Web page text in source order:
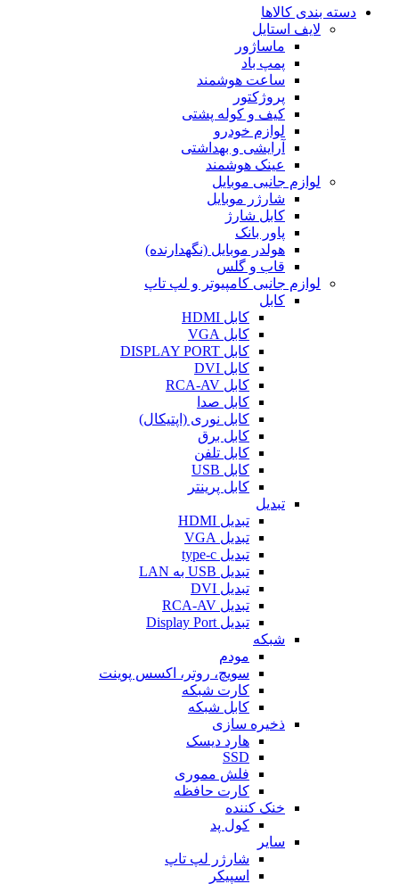
دسته بندی کالاها
لایف استایل
ماساژور
پمپ باد
ساعت هوشمند
پروژکتور
کیف و کوله پشتی
لوازم خودرو
آرایشی و بهداشتی
عینک هوشمند
لوازم جانبی موبایل
شارژر موبایل
کابل شارژ
پاور بانک
هولدر موبایل (نگهدارنده)
قاب و گلس
لوازم جانبی کامپیوتر و لپ تاپ
کابل
کابل HDMI
کابل VGA
کابل DISPLAY PORT
کابل DVI
کابل RCA-AV
کابل صدا
کابل نوری (اپتیکال)
کابل برق
کابل تلفن
کابل USB
کابل پرینتر
تبدیل
تبدیل HDMI
تبدیل VGA
تبدیل type-c
تبدیل USB به LAN
تبدیل DVI
تبدیل RCA-AV
تبدیل Display Port
شبکه
مودم
سویچ، روتر، اکسس پوینت
کارت شبکه
کابل شبکه
ذخیره سازی
هارد دیسک
SSD
فلش مموری
کارت حافظه
خنک کننده
کول پد
سایر
شارژر لپ تاپ
اسپیکر